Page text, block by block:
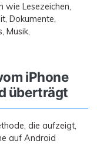
wie Lesezeichen,
Dokumente,
Musik,
iPhone
überträgt
die aufzeigt,
auf Android